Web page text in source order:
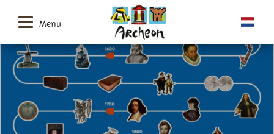
Menu